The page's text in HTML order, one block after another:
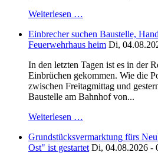
Weiterlesen …
Einbrecher suchen Baustelle,
Feuerwehrhaus heim Di,
In den letzten Tagen ist es in der
Einbrüchen gekommen. Wie die
zwischen Freitagmittag und
Baustelle am Bahnhof von...
Weiterlesen …
Grundstücksvermarktung fürs
Ost" ist gestartet Di, 04.08.2026 -